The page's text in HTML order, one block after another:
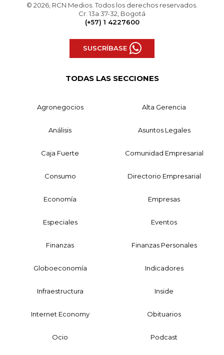
© 2026, RCN Medios. Todos los derechos reservados.
Cr. 13a 37-32, Bogotá
(+57) 1 4227600
SUSCRÍBASE
TODAS LAS SECCIONES
Agronegocios Alta Gerencia
Análisis Asuntos Legales
Caja Fuerte Comunidad Empresarial
Consumo Directorio Empresarial
Economía Empresas
Especiales Eventos
Finanzas Finanzas Personales
Globoeconomía Indicadores
Infraestructura Inside
Internet Economy Obituarios
Ocio Podcast